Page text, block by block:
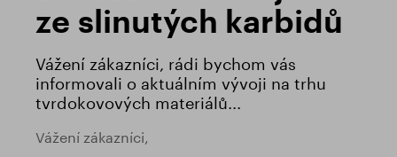
ze slinutých karbidů
Vážení zákazníci, rádi bychom vás
informovali o aktuálním vývoji na trhu
tvrdokovových materiálů...
Vážení zákazníci,